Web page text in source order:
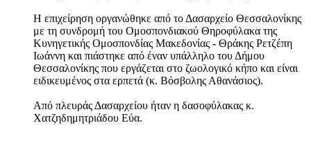
Η επιχείρηση οργανώθηκε από το Δασαρχείο Θεσσαλονίκης
με τη συνδρομή του Ομοσπονδιακού Θηροφύλακα της
Κυνηγετικής Ομοσπονδίας Μακεδονίας - Θράκης Ρετζέπη
Ιωάννη και πιάστηκε από έναν υπάλληλο του Δήμου
Θεσσαλονίκης που εργάζεται στο ζωολογικό κήπο και είναι
ειδικευμένος στα ερπετά (κ. Βόσβολης Αθανάσιος).
Από πλευράς Δασαρχείου ήταν η δασοφύλακας κ.
Χατζηδημητριάδου Εύα.